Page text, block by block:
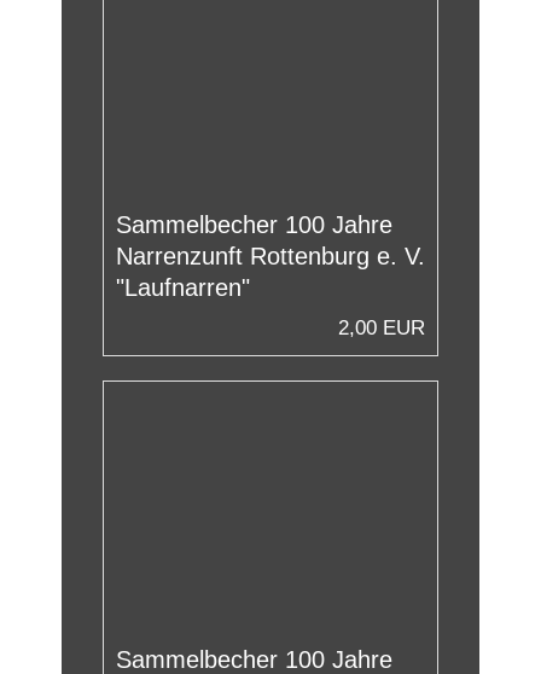
Sammelbecher 100 Jahre
Narrenzunft Rottenburg e. V.
"Laufnarren"
2,00 EUR
Sammelbecher 100 Jahre